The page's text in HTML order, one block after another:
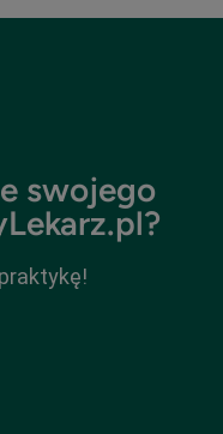
swojego